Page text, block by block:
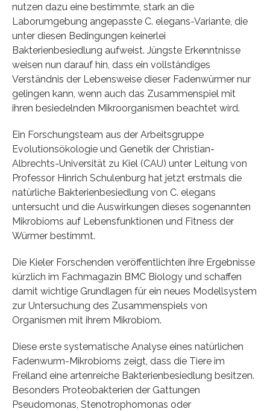
nutzen dazu eine bestimmte, stark an die
Laborumgebung angepasste C. elegans-Variante, die
unter diesen Bedingungen keinerlei
Bakterienbesiedlung aufweist. Jüngste Erkenntnisse
weisen nun darauf hin, dass ein vollständiges
Verständnis der Lebensweise dieser Fadenwürmer nur
gelingen kann, wenn auch das Zusammenspiel mit
ihren besiedelnden Mikroorganismen beachtet wird.
Ein Forschungsteam aus der Arbeitsgruppe
Evolutionsökologie und Genetik der Christian-
Albrechts-Universität zu Kiel (CAU) unter Leitung von
Professor Hinrich Schulenburg hat jetzt erstmals die
natürliche Bakterienbesiedlung von C. elegans
untersucht und die Auswirkungen dieses sogenannten
Mikrobioms auf Lebensfunktionen und Fitness der
Würmer bestimmt.
Die Kieler Forschenden veröffentlichten ihre Ergebnisse
kürzlich im Fachmagazin BMC Biology und schaffen
damit wichtige Grundlagen für ein neues Modellsystem
zur Untersuchung des Zusammenspiels von
Organismen mit ihrem Mikrobiom.
Diese erste systematische Analyse eines natürlichen
Fadenwurm-Mikrobioms zeigt, dass die Tiere im
Freiland eine artenreiche Bakterienbesiedlung besitzen.
Besonders Proteobakterien der Gattungen
Pseudomonas, Stenotrophomonas oder